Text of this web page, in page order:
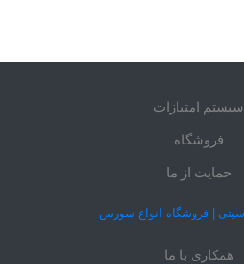
سیستم امتیازات
فروشگاه
حمایت از ما
همکاری با ما